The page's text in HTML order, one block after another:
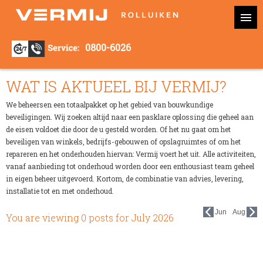
0800-6026
WAT IS AKTUEEL BIJ VERMIJ?
We beheersen een totaalpakket op het gebied van bouwkundige
beveiligingen. Wij zoeken altijd naar een pasklare oplossing die geheel aan
de eisen voldoet die door de u gesteld worden. Of het nu gaat om het
beveiligen van winkels, bedrijfs-gebouwen of opslagruimtes of om het
repareren en het onderhouden hiervan: Vermij voert het uit. Alle activiteiten,
vanaf aanbieding tot onderhoud worden door een enthousiast team geheel
in eigen beheer uitgevoerd. Kortom, de combinatie van advies, levering,
installatie tot en met onderhoud.
Jun Aug
You are viewing 0 posts forJuly 2026